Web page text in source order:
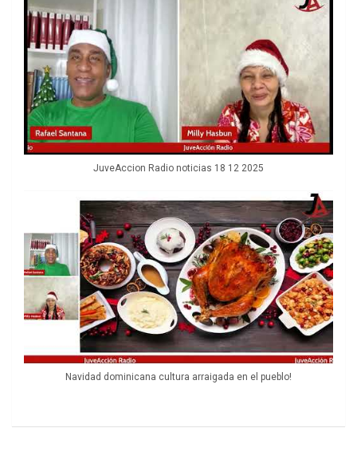
JuveAccion Radio noticias 18 12 2025
Navidad dominicana cultura arraigada en el pueblo!